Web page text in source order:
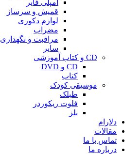
آمپلی فایر
قمیش و سرساز
لوازم دکوری
مضراب
مراقبت و نگهداری
سایر
CD و کتاب آموزشی
CD و DVD
کتاب
موسیقی کودک
طبلک
فلوت ریکوردر
بلز
دلارام
مقالات
تماس با ما
درباره ما